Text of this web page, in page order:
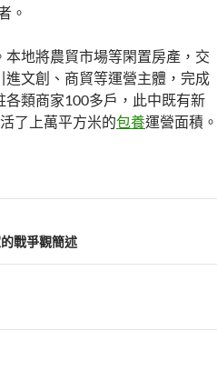
。
地將農貿市場等閑置房產，交
文創、商貿等運營主體，完成
類商家100多戶，此中既有新
了上萬平方米的包養運營面積。
戰爭觀簡述